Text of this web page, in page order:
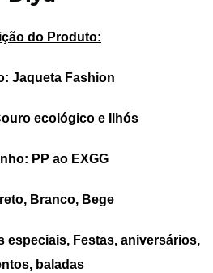
do Produto:
Jaqueta Fashion
ecológico e Ilhós
PP ao EXGG
Branco, Bege
especiais, Festas, aniversários,
baladas